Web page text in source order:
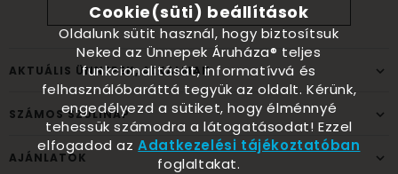
AKTUÁLIS ÜNNEPEK, ALKALMAK
SZÁMOS SZÜLINAP
AJÁNLATOK
Cookie(süti) beállítások
Oldalunk sütit használ, hogy biztosítsuk
Neked az Ünnepek Áruháza® teljes
funkcionalitását, informatívvá és
felhasználóbaráttá tegyük az oldalt. Kérünk,
engedélyezd a sütiket, hogy élménnyé
tehessük számodra a látogatásodat! Ezzel
elfogadod azAdatkezelési tájékoztatóban
foglaltakat.